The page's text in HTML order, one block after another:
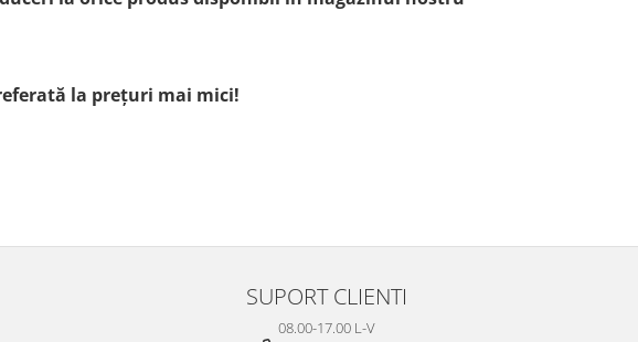
la prețuri mai mici!
SUPORT CLIENTI
08.00-17.00 L-V